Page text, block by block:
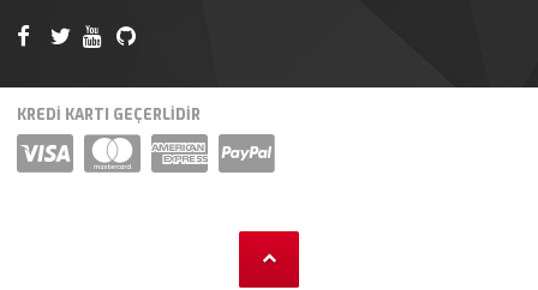
KREDİ KARTI GEÇERLİDİR